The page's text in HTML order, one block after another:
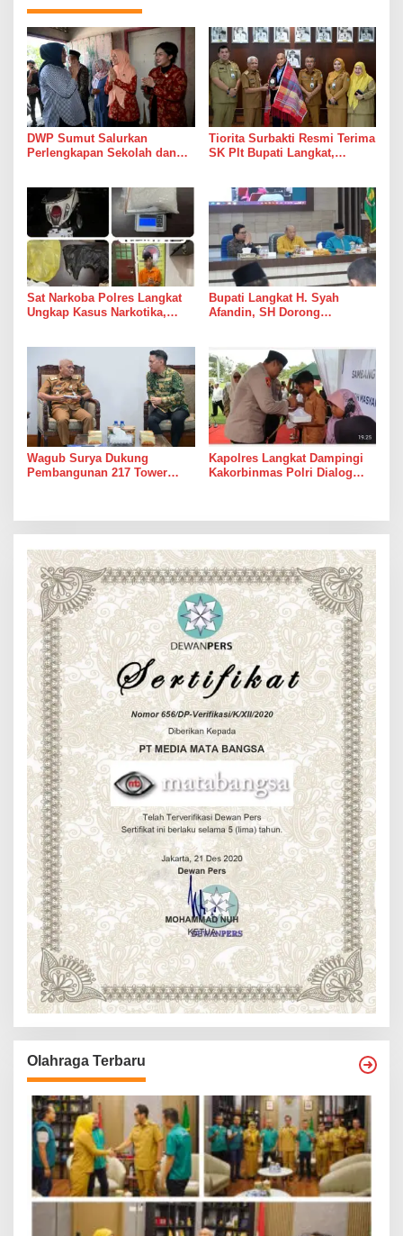
DWP Sumut Salurkan
Perlengkapan Sekolah dan
Tanjungpura
Tiorita Surbakti Resmi Terima
SK Plt Bupati Langkat,
Masyarakat
Sat Narkoba Polres Langkat
Ungkap Kasus Narkotika,
Bupati Langkat H. Syah
Afandin, SH Dorong
ASN
Wagub Surya Dukung
Pembangunan 217 Tower
Kapolres Langkat Dampingi
Kakorbinmas Polri Dialog
Olahraga Terbaru